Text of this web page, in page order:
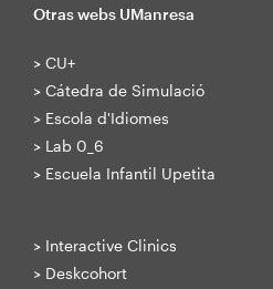
Otras webs UManresa
> CU+
> Cátedra de Simulació
> Escola d'Idiomes
> Lab 0_6
> Escuela Infantil Upetita
> Interactive Clinics
> Deskcohort